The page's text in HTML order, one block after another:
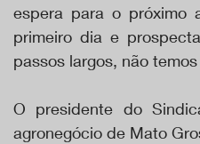
espera para o próximo
primeiro dia e
passos largos, não
O presidente do
agronegócio de Mato